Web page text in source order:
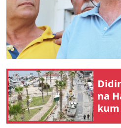
na
ler­le